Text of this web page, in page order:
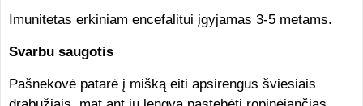
Imunitetas erkiniam encefalitui įgyjamas 3-5 metams.
Svarbu saugotis
Pašnekovė patarė į mišką eiti apsirengus šviesiais